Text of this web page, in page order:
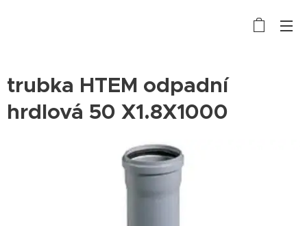
trubka HTEM odpadní
hrdlová 50 X1.8X1000